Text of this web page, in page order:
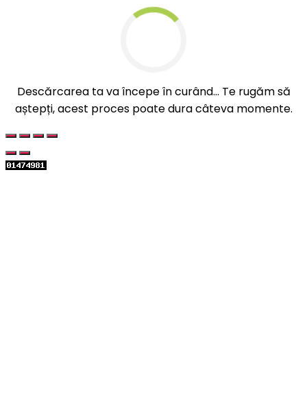
Descărcarea ta va începe în curând... Te rugăm să
aștepți, acest proces poate dura câteva momente.